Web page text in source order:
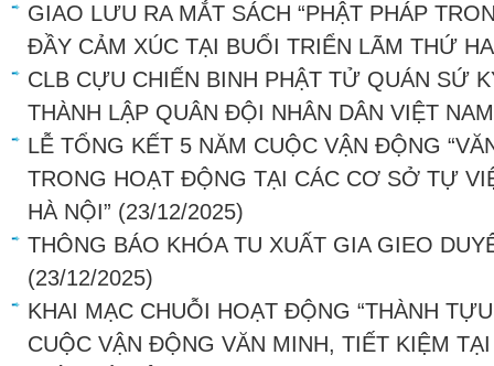
GIAO LƯU RA MẮT SÁCH “PHẬT PHÁP
ĐẦY CẢM XÚC TẠI BUỔI TRIỂN LÃM THỨ
CLB CỰU CHIẾN BINH PHẬT TỬ QUÁN SỨ
THÀNH LẬP QUÂN ĐỘI NHÂN DÂN VIỆT NAM
LỄ TỔNG KẾT 5 NĂM CUỘC VẬN ĐỘNG
TRONG HOẠT ĐỘNG TẠI CÁC CƠ SỞ TỰ
HÀ NỘI” (23/12/2025)
THÔNG BÁO KHÓA TU XUẤT GIA GIEO
(23/12/2025)
KHAI MẠC CHUỖI HOẠT ĐỘNG “THÀNH
CUỘC VẬN ĐỘNG VĂN MINH, TIẾT KIỆM